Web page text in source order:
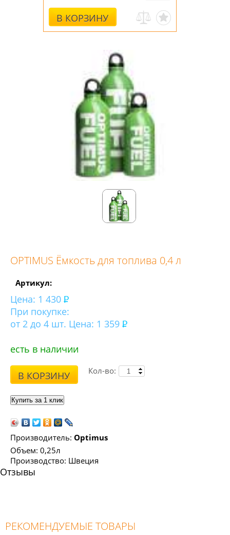
В КОРЗИНУ
OPTIMUS Ёмкость для топлива 0,4 л
Артикул:
Цена: 1 430
При покупке:
от 2 до 4 шт. Цена: 1 359
есть в наличии
В КОРЗИНУ Кол-во:
Производитель: Optimus
Объем: 0,25л
Производство: Швеция
Отзывы
РЕКОМЕНДУЕМЫЕ ТОВАРЫ